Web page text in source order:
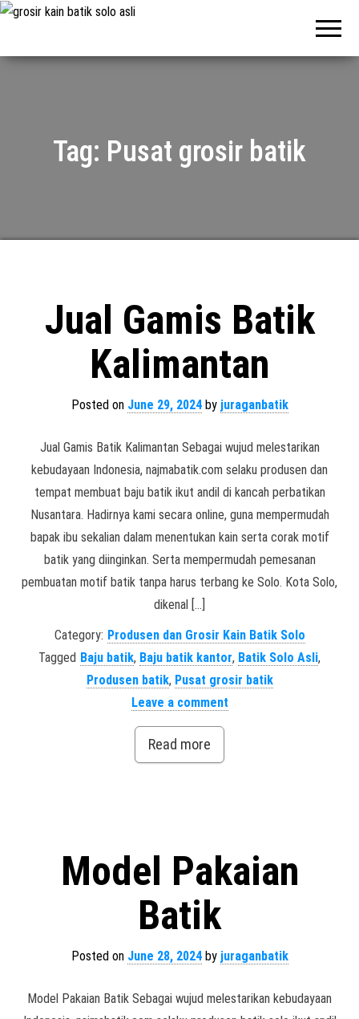
Jasa
Tag: Pusat grosir batik
Jual Gamis Batik
Kalimantan
Posted on June 29, 2024by juraganbatik
Jual Gamis Batik Kalimantan Sebagai wujud melestarikan
kebudayaan Indonesia, najmabatik.com selaku produsen dan
tempat membuat baju batik ikut andil di kancah perbatikan
Nusantara. Hadirnya kami secara online, guna mempermudah
bapak ibu sekalian dalam menentukan kain serta corak motif
batik yang diinginkan. Serta mempermudah pemesanan
pembuatan motif batik tanpa harus terbang ke Solo. Kota Solo,
dikenal […]
Category: Produsen dan Grosir Kain Batik Solo
Tagged Baju batik, Baju batik kantor, Batik Solo Asli,
Produsen batik, Pusat grosir batik
Leave a comment
Read more
Model Pakaian
Batik
Posted on June 28, 2024by juraganbatik
Model Pakaian Batik Sebagai wujud melestarikan kebudayaan